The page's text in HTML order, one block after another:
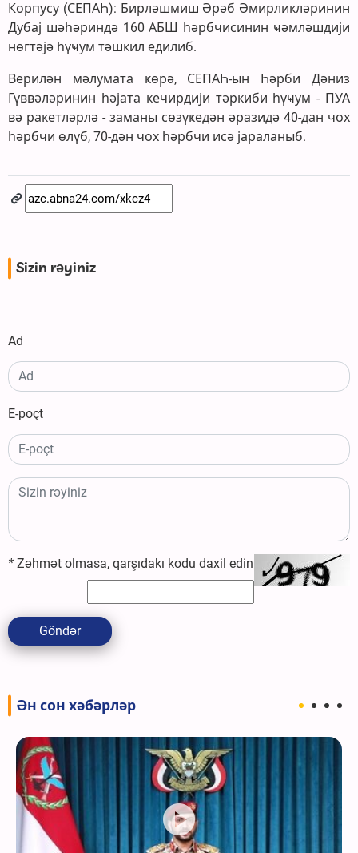
Корпусу (СЕПАҺ): Бирләшмиш Әрәб Әмирликләринин
Дубај шәһәриндә 160 АБШ һәрбчисинин ҹәмләшдији
нөгтәјә һүҹум тәшкил едилиб. ‌
Верилән мәлумата ҝөрә, СЕПАҺ-ын Һәрби Дәниз
Гүввәләринин һәјата кечирдији тәркиби һүҹум - ПУА
вә ракетләрлә - заманы сөзүҝедән әразидә 40-дан чох
һәрбчи өлүб, 70-дән чох һәрбчи исә јараланыб.
Sizin rəyiniz
Ad
E-poçt
* Zəhmət olmasa, qarşıdakı kodu daxil edin
Göndər
Ән сон хәбәрләр